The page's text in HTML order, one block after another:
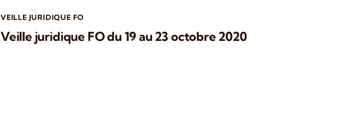
VEILLE JURIDIQUE FO
Veille juridique FO du 19 au 23 octobre 2020